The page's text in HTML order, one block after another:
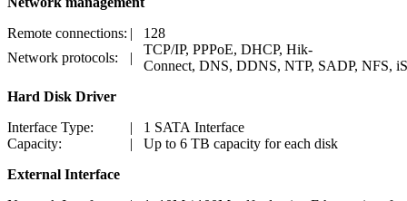
Remote connections: |
128
Network protocols:
|
TCP/IP, PPPoE, DHCP, Hik-
Connect, DNS, DDNS, NTP, SADP, NFS,
Hard Disk Driver
Interface Type:
|
1 SATA Interface
Capacity:
|
Up to 6 TB capacity for each disk
External Interface